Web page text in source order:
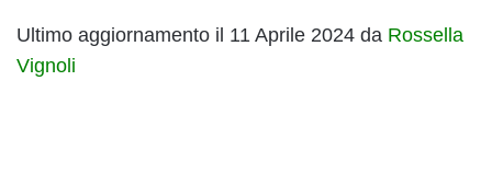
Ultimo aggiornamento il 11 Aprile 2024 da Rossella
Vignoli